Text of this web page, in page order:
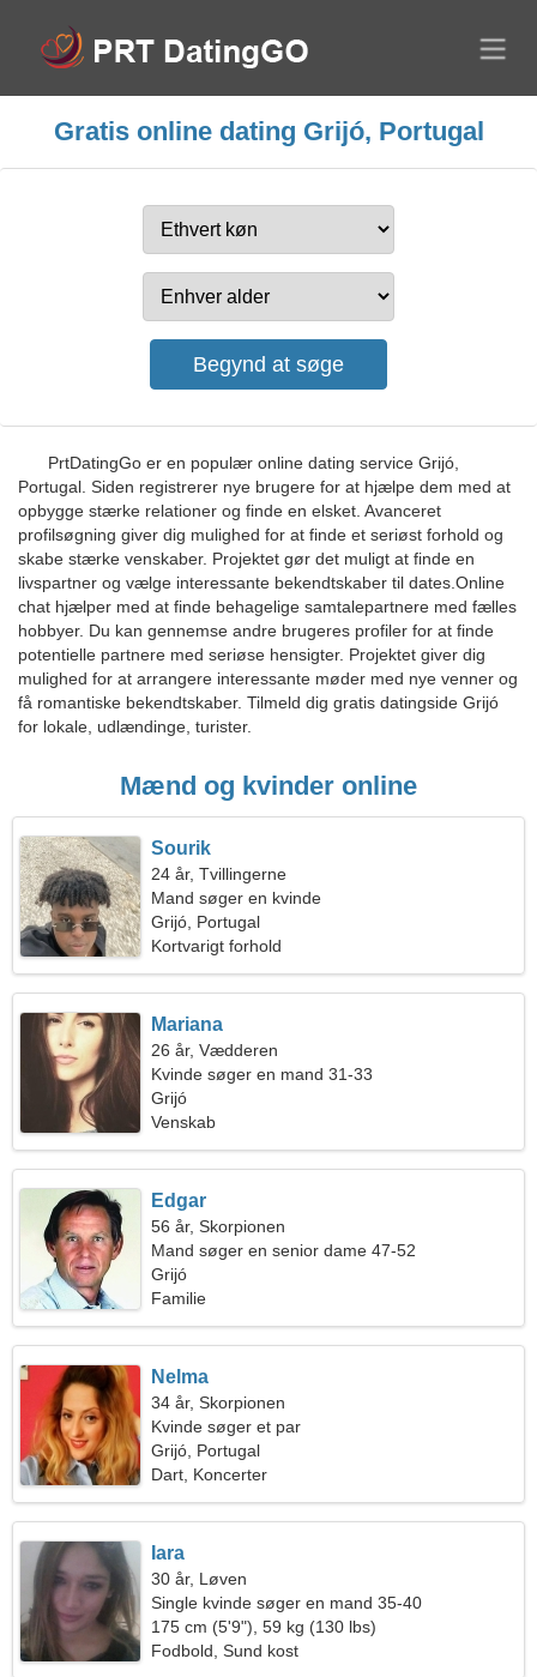
Gratis online dating Grijó, Portugal
PrtDatingGo er en populær online dating service Grijó,
Portugal. Siden registrerer nye brugere for at hjælpe dem med at
opbygge stærke relationer og finde en elsket. Avanceret
profilsøgning giver dig mulighed for at finde et seriøst forhold og
skabe stærke venskaber. Projektet gør det muligt at finde en
livspartner og vælge interessante bekendtskaber til dates.Online
chat hjælper med at finde behagelige samtalepartnere med fælles
hobbyer. Du kan gennemse andre brugeres profiler for at finde
potentielle partnere med seriøse hensigter. Projektet giver dig
mulighed for at arrangere interessante møder med nye venner og
få romantiske bekendtskaber. Tilmeld dig gratis datingside Grijó
for lokale, udlændinge, turister.
Mænd og kvinder online
Sourik
24 år, Tvillingerne
Mand søger en kvinde
Grijó, Portugal
Kortvarigt forhold
Mariana
26 år, Vædderen
Kvinde søger en mand 31-33
Grijó
Venskab
Edgar
56 år, Skorpionen
Mand søger en senior dame 47-52
Grijó
Familie
Nelma
34 år, Skorpionen
Kvinde søger et par
Grijó, Portugal
Dart, Koncerter
Iara
30 år, Løven
Single kvinde søger en mand 35-40
175 cm (5'9"), 59 kg (130 lbs)
Fodbold, Sund kost